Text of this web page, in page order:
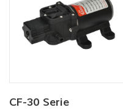
CF-30 Serie